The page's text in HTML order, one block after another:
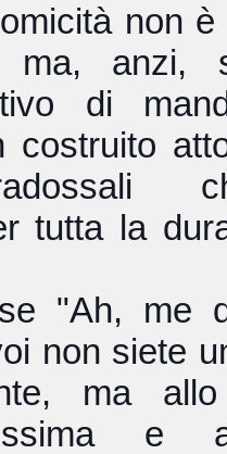
non è
anzi,
di
costruito
tutta la
"Ah, me
non siete
ma
e